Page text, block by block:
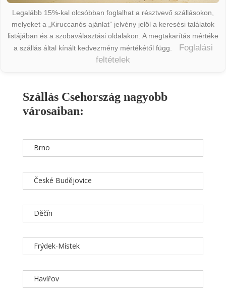
Legalább 15%-kal olcsóbban foglalhat a résztvevő szállásokon,
melyeket a „Kiruccanós ajánlat” jelvény jelöl a keresési találatok
listájában és a szobaválasztási oldalakon. A megtakarítás mértéke
a szállás által kínált kedvezmény mértékétől függ.
Foglalási
feltételek
Szállás Csehország nagyobb
városaiban:
Brno
České Budějovice
Děčín
Frýdek-Místek
Havířov